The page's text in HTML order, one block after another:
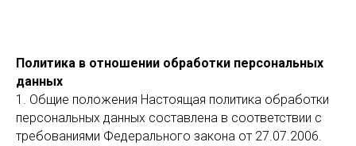
Политика в отношении обработки персональных
данных
1. Общие положения Настоящая политика обработки
персональных данных составлена в соответствии с
требованиями Федерального закона от 27.07.2006.